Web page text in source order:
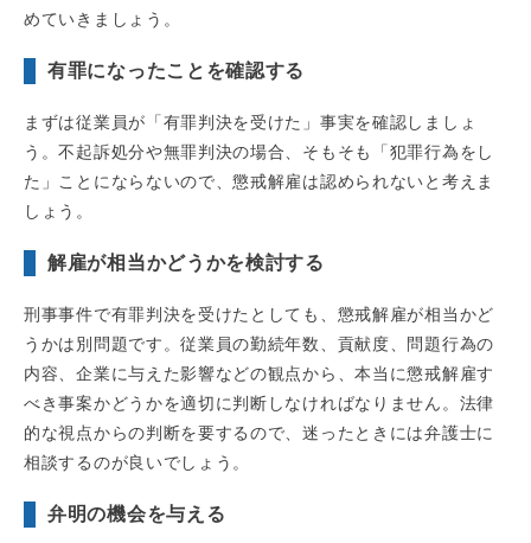
めていきましょう。
有罪になったことを確認する
まずは従業員が「有罪判決を受けた」事実を確認しましょ
う。不起訴処分や無罪判決の場合、そもそも「犯罪行為をし
た」ことにならないので、懲戒解雇は認められないと考えま
しょう。
解雇が相当かどうかを検討する
刑事事件で有罪判決を受けたとしても、懲戒解雇が相当かど
うかは別問題です。従業員の勤続年数、貢献度、問題行為の
内容、企業に与えた影響などの観点から、本当に懲戒解雇す
べき事案かどうかを適切に判断しなければなりません。法律
的な視点からの判断を要するので、迷ったときには弁護士に
相談するのが良いでしょう。
弁明の機会を与える